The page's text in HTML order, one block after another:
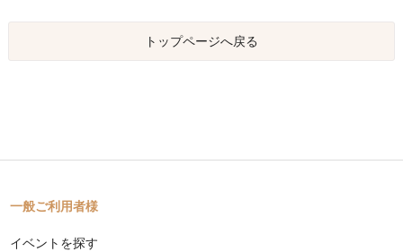
トップページへ戻る
一般ご利用者様
イベントを探す